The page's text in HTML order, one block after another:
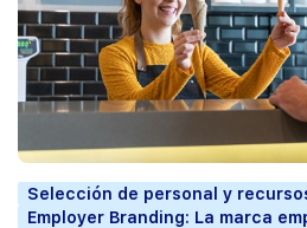
Selección de personal y
Employer Branding: La marca